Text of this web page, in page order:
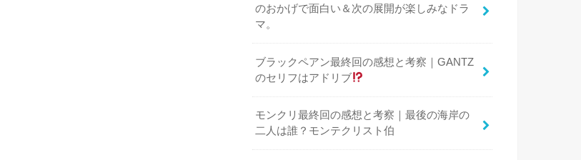
のおかげで面白い＆次の展開が楽しみなドラ
マ。
ブラックペアン最終回の感想と考察｜GANTZ
のセリフはアドリブ
モンクリ最終回の感想と考察｜最後の海岸の
二人は誰？モンテクリスト伯